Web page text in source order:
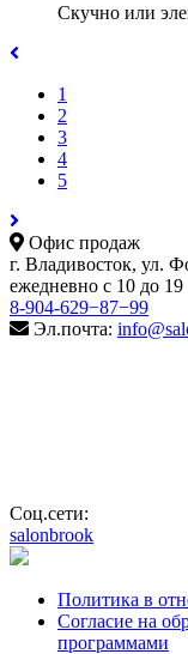
Скучно или
1
2
3
4
5
Офис продаж
г. Владивосток, ул.
ежедневно с 10 до 19
8-904-629−87−99
Эл.почта:
Соц.сети:
salonbrook
Политика в
Согласие на
программами